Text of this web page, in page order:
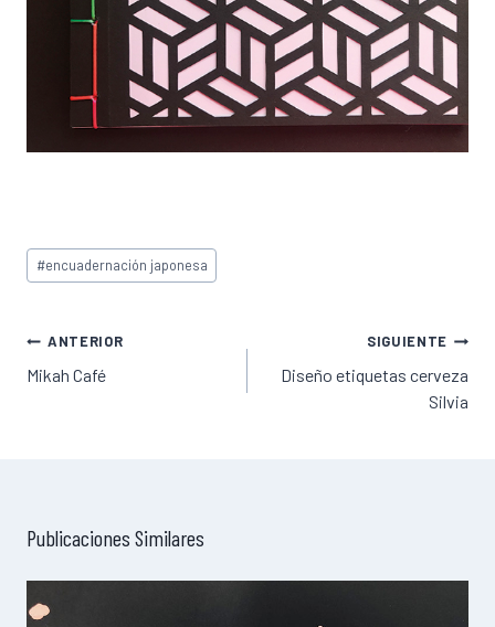
Etiquetas
de
entrada:
#encuadernación japonesa
Navegación
de
ANTERIOR
Mikah Café
SIGUIENTE
Diseño etiquetas cerveza
Silvia
Publicaciones Similares